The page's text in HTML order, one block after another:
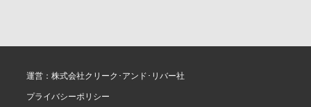
運営：株式会社クリーク･アンド･リバー社
プライバシーポリシー